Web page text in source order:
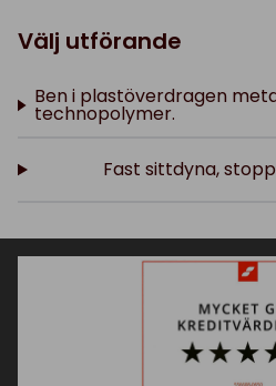
Välj utförande
Ben i plastöverdragen
technopolymer.
Fast sittdyna,